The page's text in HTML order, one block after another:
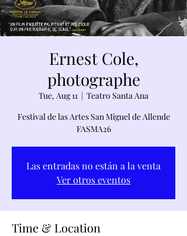
Ernest Cole,
photographe
Tue, Aug 11
  |
Teatro Santa Ana
Festival de las Artes San Miguel de Allende
FASMA26
Las entradas no están a la venta
Ver otros eventos
Time & Location